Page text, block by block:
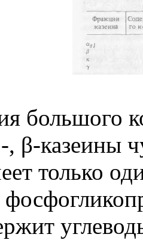
большого
, β-казеины
только